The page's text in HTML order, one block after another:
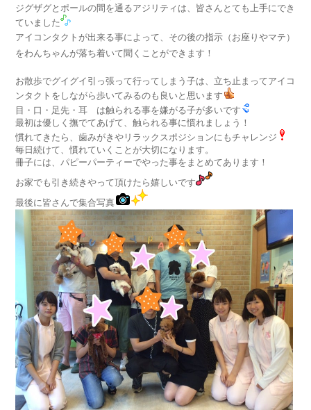
ジグザグとポールの間を通るアジリティは、皆さんとても上手にでき
ていました
アイコンタクトが出来る事によって、その後の指示（お座りやマテ）
をわんちゃんが落ち着いて聞くことができます！
お散歩でグイグイ引っ張って行ってしまう子は、立ち止まってアイコ
ンタクトをしながら歩いてみるのも良いと思います
目・口・足先・耳 は触られる事を嫌がる子が多いです
最初は優しく撫でてあげて、触られる事に慣れましょう！
慣れてきたら、歯みがきやリラックスポジションにもチャレンジ
毎日続けて、慣れていくことが大切になります。
冊子には、パピーパーティーでやった事をまとめてあります！
お家でも引き続きやって頂けたら嬉しいです
最後に皆さんで集合写真